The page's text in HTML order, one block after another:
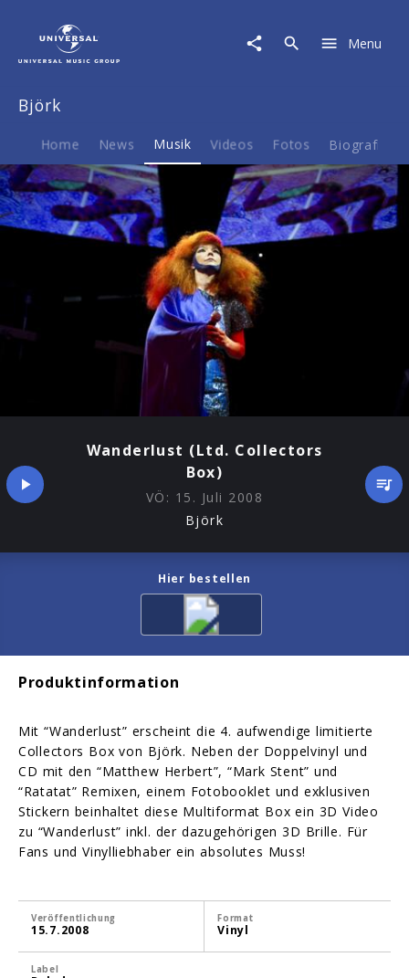
(Ltd.
Menu
Björk
Home News Musik Videos Fotos Biografie
Wanderlust (Ltd. Collectors
Box)
VÖ: 15. Juli 2008
Björk
Hier bestellen
Produktinformation
Mit “Wanderlust” erscheint die 4. aufwendige limitierte
Collectors Box von Björk. Neben der Doppelvinyl und
CD mit den “Matthew Herbert”, “Mark Stent” und
“Ratatat” Remixen, einem Fotobooklet und exklusiven
Stickern beinhaltet diese Multiformat Box ein 3D Video
zu “Wanderlust” inkl. der dazugehörigen 3D Brille. Für
Fans und Vinylliebhaber ein absolutes Muss!
Veröffentlichung
15.7.2008
Format
Vinyl
Label